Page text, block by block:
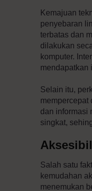
Kemajuan
penyebaran
terbatas dan
dilakukan
komputer.
mendapatkan
Selain itu,
mempercepat
dan informasi
singkat,
Salah satu
kemudahan
menemukan